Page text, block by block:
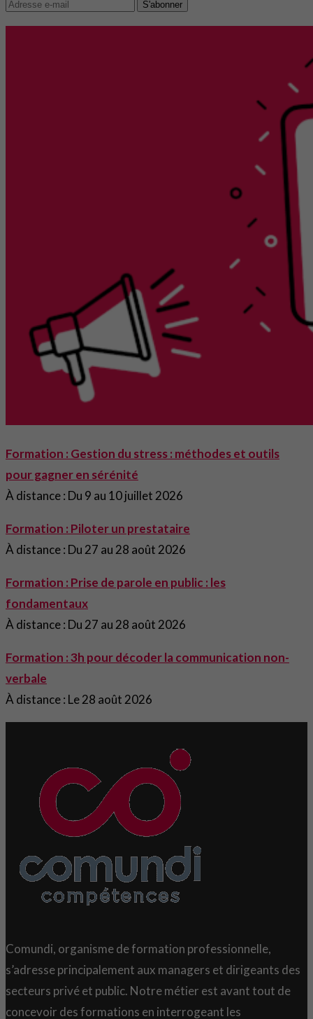
S'abonner
Formation : Gestion du stress : méthodes et outils
pour gagner en sérénité
À distance : Du 9 au 10 juillet 2026
Formation : Piloter un prestataire
À distance : Du 27 au 28 août 2026
Formation : Prise de parole en public : les
fondamentaux
À distance : Du 27 au 28 août 2026
Formation : 3h pour décoder la communication non-
verbale
À distance : Le 28 août 2026
Comundi, organisme de formation professionnelle,
s’adresse principalement aux managers et dirigeants des
secteurs privé et public. Notre métier est avant tout de
concevoir des formations en interrogeant les